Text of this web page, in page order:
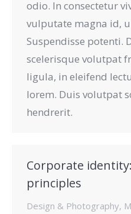
odio. In consectetur
vulputate magna id,
Suspendisse potenti.
scelerisque volutpat
ligula, in eleifend
lorem. Duis volutpat
hendrerit.
Corporate
principles
Design & Photography,